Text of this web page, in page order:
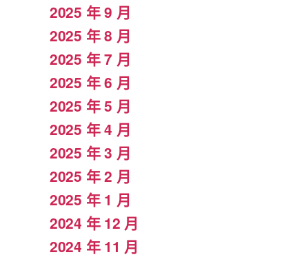
2025 年 9 月
2025 年 8 月
2025 年 7 月
2025 年 6 月
2025 年 5 月
2025 年 4 月
2025 年 3 月
2025 年 2 月
2025 年 1 月
2024 年 12 月
2024 年 11 月